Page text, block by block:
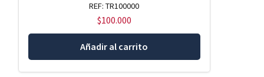
REF: TR100000
$100.000
Añadir al carrito